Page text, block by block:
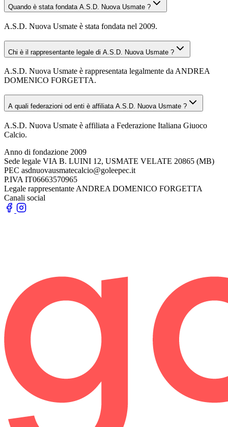
Quando è stata fondata A.S.D. Nuova Usmate ?
A.S.D. Nuova Usmate è stata fondata nel 2009.
Chi è il rappresentante legale di A.S.D. Nuova Usmate ?
A.S.D. Nuova Usmate è rappresentata legalmente da ANDREA
DOMENICO FORGETTA.
A quali federazioni od enti è affiliata A.S.D. Nuova Usmate ?
A.S.D. Nuova Usmate è affiliata a Federazione Italiana Giuoco
Calcio.
Anno di fondazione 2009
Sede legale VIA B. LUINI 12, USMATE VELATE 20865 (MB)
PEC asdnuovausmatecalcio@goleepec.it
P.IVA IT06663570965
Legale rappresentante ANDREA DOMENICO FORGETTA
Canali social